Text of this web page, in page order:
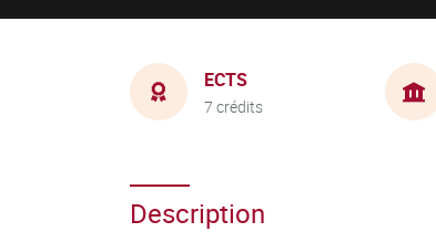
ECTS
7 crédits
Description